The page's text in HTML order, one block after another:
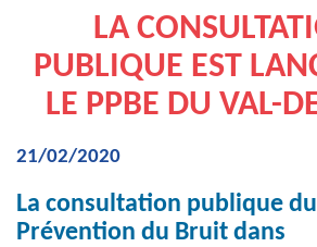
LA
PUBLIQUE EST
LE PPBE DU VAL-
21/02/2020
La consultation publique
Prévention du Bruit dans